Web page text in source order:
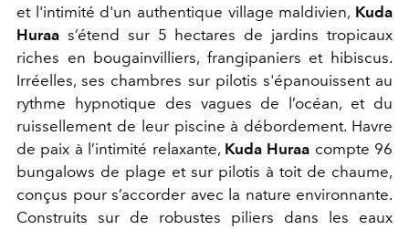
et l'intimité d'un authentique village maldivien, Kuda
Huraa s’étend sur 5 hectares de jardins tropicaux
riches en bougainvilliers, frangipaniers et hibiscus.
Irréelles, ses chambres sur pilotis s'épanouissent au
rythme hypnotique des vagues de l’océan, et du
ruissellement de leur piscine à débordement. Havre
de paix à l’intimité relaxante, Kuda Huraa compte 96
bungalows de plage et sur pilotis à toit de chaume,
conçus pour s’accorder avec la nature environnante.
Construits sur de robustes piliers dans les eaux